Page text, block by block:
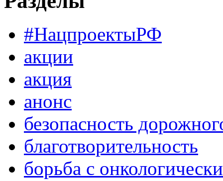
#НацпроектыРФ
акции
акция
анонс
безопасность
благотворительность
борьба с